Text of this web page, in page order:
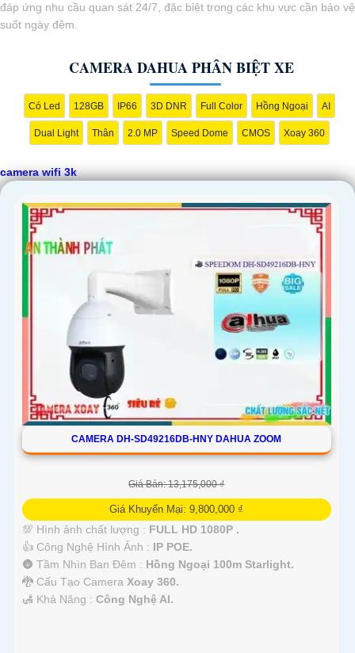
'đáp ứng nhu cầu quan sát 24/7, đặc biệt trong các khu vực cần bảo vệ
suốt ngày đêm.
CAMERA DAHUA PHÂN BIỆT XE
Có Led 128GB IP66 3D DNR Full Color Hồng Ngoại AI
Dual Light Thân 2.0 MP Speed Dome CMOS Xoay 360
camera wifi 3k
CAMERA DH-SD49216DB-HNY DAHUA ZOOM
Giá Bán: 13,175,000 ₫
Giá Khuyến Mại: 9,800,000 ₫
💯 Hình ảnh chất lượng : FULL HD 1080P .
👍 Công Nghệ Hình Ảnh : IP POE.
🌚 Tầm Nhìn Ban Đêm : Hồng Ngoại 100m Starlight.
🐉️ Cấu Tạo Camera Xoay 360.
️🛃 Khả Năng : Công Nghệ AI.